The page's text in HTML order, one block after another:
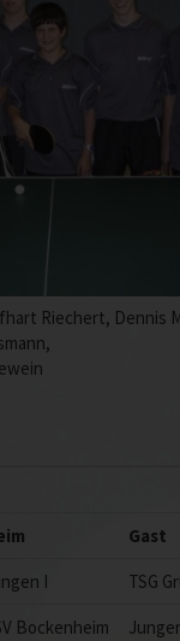
Riechert, Dennis
Gast
I TSG
Bockenheim